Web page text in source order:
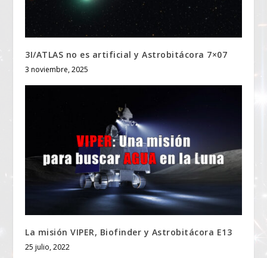
3I/ATLAS no es artificial y Astrobitácora 7×07
3 noviembre, 2025
La misión VIPER, Biofinder y Astrobitácora E13
25 julio, 2022